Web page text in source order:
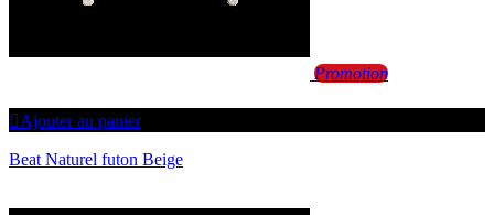
Promotion
Ajouter au panier
Beat Naturel futon Beige